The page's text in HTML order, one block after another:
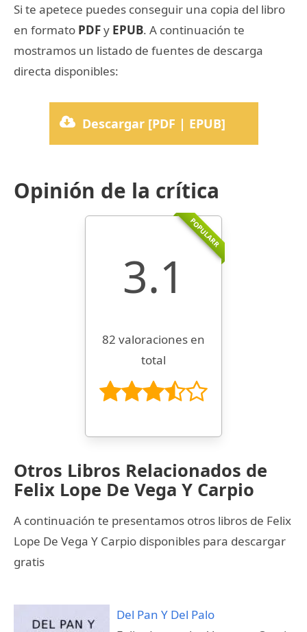
Si te apetece puedes conseguir una copia del libro
en formato PDFy EPUB. A continuación te
mostramos un listado de fuentes de descarga
directa disponibles:
Descargar [PDF | EPUB]
Opinión de la crítica
POPULARR
3.1
82 valoraciones en
total
Otros Libros Relacionados de
Felix Lope De Vega Y Carpio
A continuación te presentamos otros libros de Felix
Lope De Vega Y Carpio disponibles para descargar
gratis
Del Pan Y Del Palo